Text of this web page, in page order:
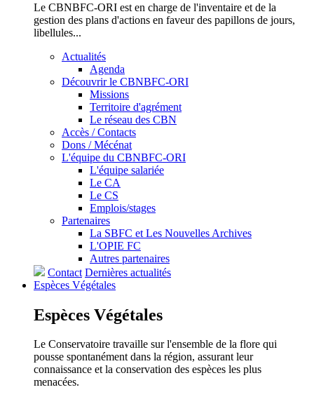
Le CBNBFC-ORI est en charge de l'inventaire et de la
gestion des plans d'actions en faveur des papillons de jours,
libellules...
Actualités
Agenda
Découvrir le CBNBFC-ORI
Missions
Territoire d'agrément
Le réseau des CBN
Accès / Contacts
Dons / Mécénat
L'équipe du CBNBFC-ORI
L'équipe salariée
Le CA
Le CS
Emplois/stages
Partenaires
La SBFC et Les Nouvelles Archives
L'OPIE FC
Autres partenaires
Contact Dernières actualités
Espèces Végétales
Espèces Végétales
Le Conservatoire travaille sur l'ensemble de la flore qui
pousse spontanément dans la région, assurant leur
connaissance et la conservation des espèces les plus
menacées.